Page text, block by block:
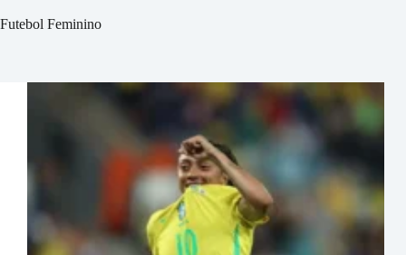
Futebol Feminino